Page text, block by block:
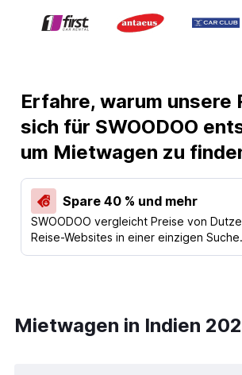
Erfahre, warum unsere
sich für SWOODOO
um Mietwagen zu
Spare 40 % und mehr
SWOODOO vergleicht Preise von
Reise-Websites in einer einzigen Suche.
Mietwagen in Indien